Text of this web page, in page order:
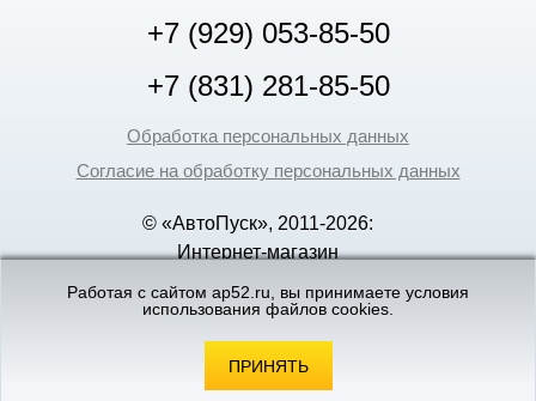
+7 (929) 053-85-50
+7 (831) 281-85-50
Обработка персональных данных
Согласие на обработку персональных данных
© «АвтоПуск», 2011-2026:
Интернет-магазин
Новгороде
«Вебмеханика»- создание и поддержка
интернет-магазинов
Работая с сайтом ap52.ru, вы принимаете условия
использования файлов cookies.
ПРИНЯТЬ